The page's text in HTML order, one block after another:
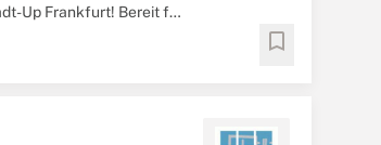
Up Frankfurt! Bereit für
bookmark